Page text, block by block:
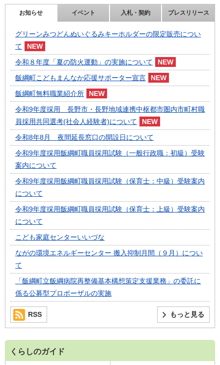
お知らせ イベント 入札・契約 プレスリリース
グリーンみつどんぬいぐるみキーホルダーの限定販売につい
て
令和８年度「夏の防火運動」の実施について
飯綱町こどもまんなか応援サポーター宣言
飯綱町無料職業紹介所
令和9年度採用 長野市・長野地域連携中枢都市圏内市町村職
員採用共同選考(社会人経験者)について
令和8年8月 夜間延長窓口の開設日について
令和9年度採用飯綱町職員採用試験（一般行政職：初級）受験
案内について
令和9年度採用飯綱町職員採用試験（保育士：中級）受験案内
について
令和9年度採用飯綱町職員採用試験（保育士：上級）受験案内
について
こども家庭センターいいづな
ながの環境エネルギーセンター 搬入抑制月間（９月）につい
て
「飯綱町立飯綱病院再整備基本構想策定支援業務」の委託に
係る公募型プロポーザルの実施
もっと見る
RSS
くらしのガイド